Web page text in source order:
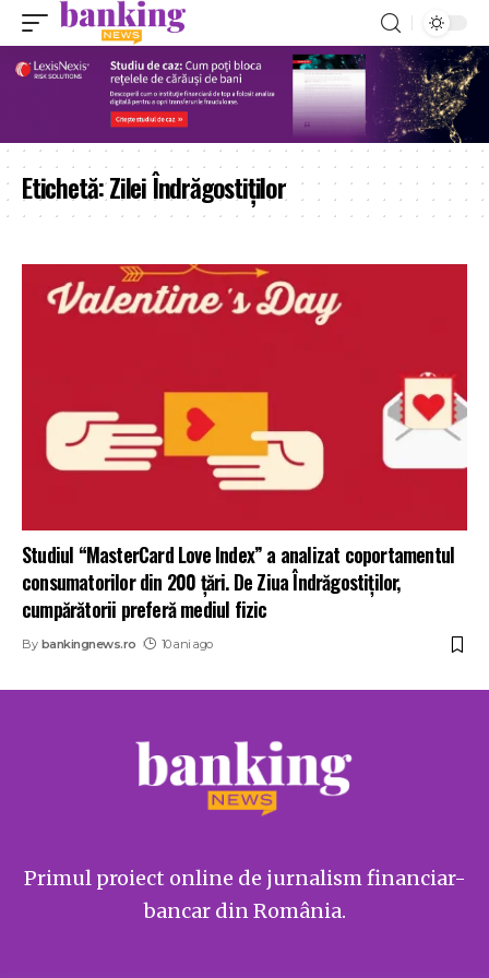
Etichetă:Zilei Îndrăgostiților
Studiul “MasterCard Love Index” a analizat coportamentul
consumatorilor din 200 țări. De Ziua Îndrăgostiților,
cumpărătorii preferă mediul fizic
By bankingnews.ro 10 ani ago
Primul proiect online de jurnalism financiar-
bancar din România.